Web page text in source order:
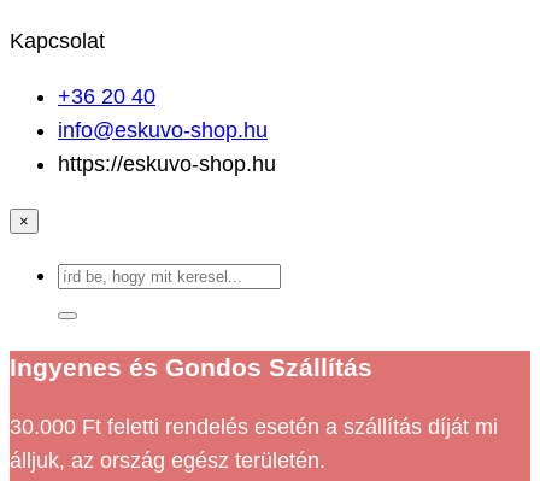
Kapcsolat
+36 20 40
info@eskuvo-shop.hu
https://eskuvo-shop.hu
×
Ingyenes és Gondos Szállítás
30.000 Ft feletti rendelés esetén a szállítás díját mi
álljuk, az ország egész területén.